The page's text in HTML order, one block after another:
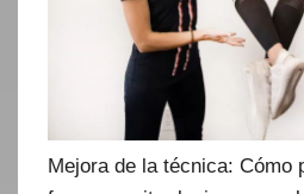
Mejora de la técnica: Cómo